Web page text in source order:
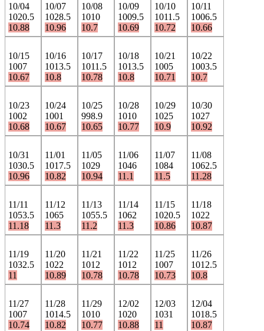
10/04
1020.5
10.88
10/07
1028.5
10.96
10/08
1010
10.7
10/09
1009.5
10.69
10/10
1011.5
10.72
10/11
1006.5
10.66
10/15
1007
10.67
10/16
1013.5
10.8
10/17
1011.5
10.78
10/18
1013.5
10.8
10/21
1005
10.71
10/22
1003.5
10.7
10/23
1002
10.68
10/24
1001
10.67
10/25
998.9
10.65
10/28
1010
10.77
10/29
1025
10.9
10/30
1027
10.92
10/31
1030.5
10.96
11/01
1017.5
10.82
11/05
1029
10.94
11/06
1046
11.1
11/07
1084
11.5
11/08
1062.5
11.28
11/11
1053.5
11.18
11/12
1065
11.3
11/13
1055.5
11.2
11/14
1062
11.3
11/15
1020.5
10.86
11/18
1022
10.87
11/19
1032.5
11
11/20
1022
10.89
11/21
1012
10.78
11/22
1012
10.78
11/25
1007
10.73
11/26
1012.5
10.8
11/27
1007
10.74
11/28
1014.5
10.82
11/29
1010
10.77
12/02
1020
10.88
12/03
1031
11
12/04
1018.5
10.87